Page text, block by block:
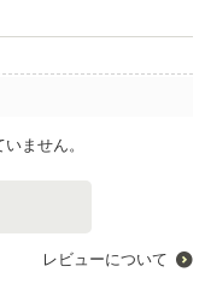
ません。
レビューについて